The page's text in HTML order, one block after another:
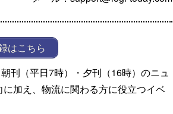
はこちら
刊（平日7時）・夕刊（16時）のニュ
加え、物流に関わる方に役立つイベ